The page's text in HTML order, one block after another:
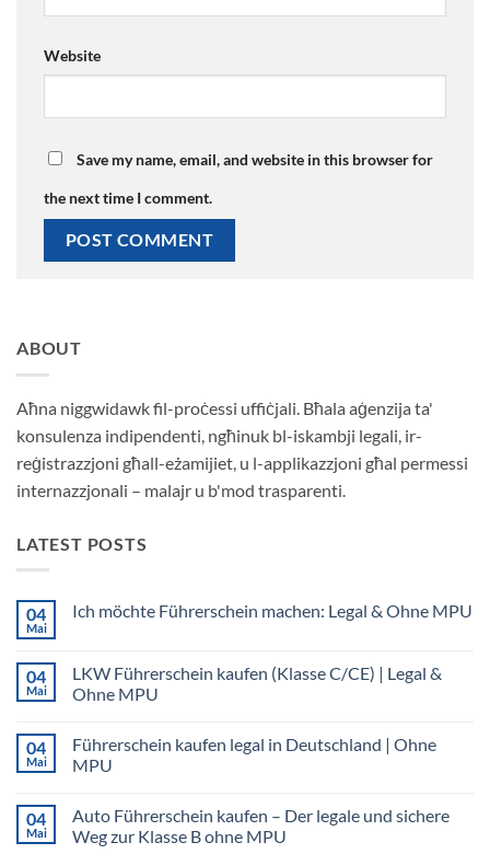
Website
Save my name, email, and website in this browser for
the next time I comment.
ABOUT
Aħna niggwidawk fil-proċessi uffiċjali. Bħala aġenzija ta'
konsulenza indipendenti, ngħinuk bl-iskambji legali, ir-
reġistrazzjoni għall-eżamijiet, u l-applikazzjoni għal permessi
internazzjonali – malajr u b'mod trasparenti.
LATEST POSTS
04
Mai
Ich möchte Führerschein machen: Legal & Ohne MPU
Ich
möchte
Führerschein
&
Ohne
MPU
04
Mai
LKW Führerschein kaufen (Klasse C/CE) | Legal &
Ohne MPU
zu
LKW
Führerschein
C/CE)
|
Legal
04
Mai
Führerschein kaufen legal in Deutschland | Ohne
MPU
zu
Führerschein
kaufen
04
Mai
Auto Führerschein kaufen – Der legale und sichere
Weg zur Klasse B ohne MPU